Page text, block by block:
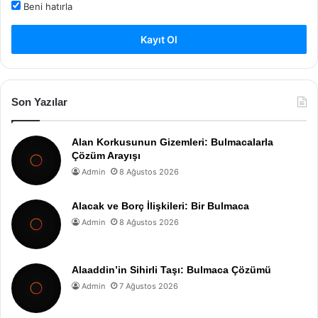
Beni hatırla
Kayıt Ol
Son Yazılar
Alan Korkusunun Gizemleri: Bulmacalarla
Çözüm Arayışı
Admin 8 Ağustos 2026
Alacak ve Borç İlişkileri: Bir Bulmaca
Admin 8 Ağustos 2026
Alaaddin’in Sihirli Taşı: Bulmaca Çözümü
Admin 7 Ağustos 2026